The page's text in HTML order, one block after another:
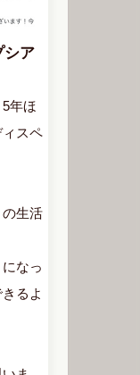
シア
年ほ
スペ
生活
なっ
るよ